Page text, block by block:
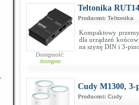
Dostępność:
dostępne
Teltonika
Producent: Teltonika
Kompaktowy
dla urządzeń
na szynę DIN i 3-
Cudy M1300, 3-
Producent: Cudy